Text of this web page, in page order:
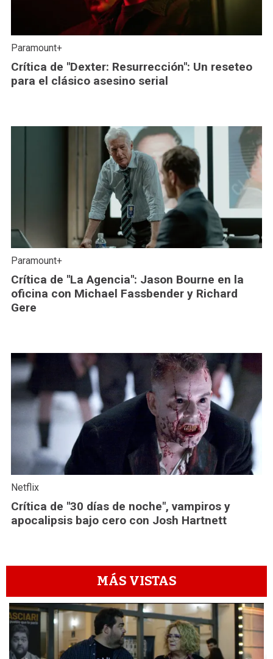
Paramount+
Crítica de "Dexter: Resurrección": Un reseteo
para el clásico asesino serial
Paramount+
Crítica de "La Agencia": Jason Bourne en la
oficina con Michael Fassbender y Richard
Gere
Netflix
Crítica de "30 días de noche", vampiros y
apocalipsis bajo cero con Josh Hartnett
MÁS VISTAS
1